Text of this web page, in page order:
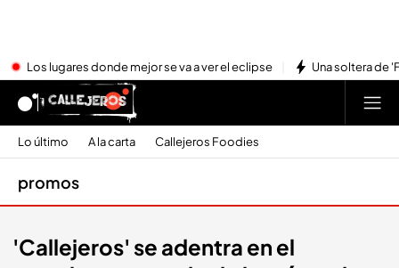
Los lugares donde mejor se va a ver el eclipse Una soltera de
Lo último A la carta Callejeros Foodies
promos
'Callejeros' se adentra en el